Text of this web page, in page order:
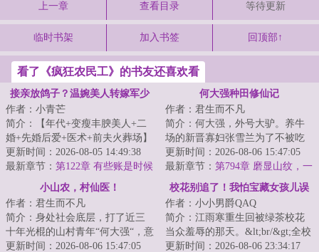
上一章 查看目录 等待更新
临时书架 加入书签 回顶部↑
看了《疯狂农民工》的书友还喜欢看
接亲放鸽子？温婉美人转嫁军少
宠翻八零
作者：小青芒
简介：【年代+变瘦丰腴美人+二
婚+先婚后爱+医术+前夫火葬场】
&lt;br/&gt;温婉孤女VS高冷军少
&lt;br/&gt;...
更新时间：2026-08-05 14:49:38
最新章节： 第122章 有些账是时候
当面算一算
何大强种田修仙记
作者：君生而不凡
简介：何大强，外号大驴。养牛
场的新晋寡妇张雪兰为了不被吃
绝户，找他帮忙，却意外激发了
何大强血脉中的...
更新时间：2026-08-06 15:47:05
最新章节： 第794章 磨显山纹，一
声琴音压住漆艺圈
小山农，村仙医！
作者：君生而不凡
简介：身处社会底层，打了近三
十年光棍的山村青年“何大强“，意
外相亲绝美网红脸的高中同学！
更新时间：2026-08-06 15:47:05
校花别追了！我怕宝藏女孩儿误
会
作者：小小男爵QAQ
简介：江雨寒重生回被绿茶校花
当众羞辱的那天。&lt;br/&gt;全校
都在赌他第次告白会不会成功。
更新时间：2026-08-06 23:34:17